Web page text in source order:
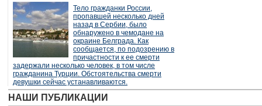
Тело гражданки России,
пропавшей несколько дней
назад в Сербии, было
обнаружено в чемодане на
окраине Белграда. Как
сообщается, по подозрению в
причастности к ее смерти
задержали несколько человек, в том числе
гражданина Турции. Обстоятельства смерти
девушки сейчас устанавливаются.
НАШИ ПУБЛИКАЦИИ